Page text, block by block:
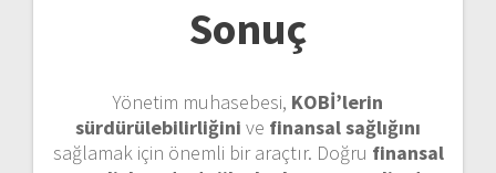
Sonuç
Yönetim muhasebesi, KOBİ’lerin
sürdürülebilirliğini ve finansal sağlığını
sağlamak için önemli bir araçtır. Doğru finansal